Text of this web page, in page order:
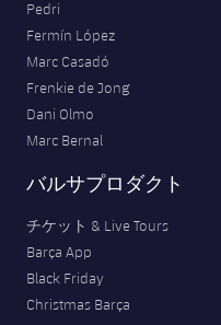
Pedri
Fermín López
Marc Casadó
Frenkie de Jong
Dani Olmo
Marc Bernal
バルサプロダクト
チケット & Live Tours
Barça App
Black Friday
Christmas Barça